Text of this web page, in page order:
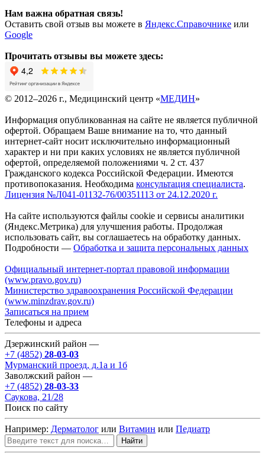
Нам важна обратная связь!
Оставить свой отзыв вы можете в Яндекс.Справочнике или
Google
Прочитать отзывы вы можете здесь:
© 2012–2026 г., Медицинский центр «МЕДИН»
Информация опубликованная на сайте не является публичной
офертой. Обращаем Ваше внимание на то, что данный
интернет-сайт носит исключительно информационный
характер и ни при каких условиях не является публичной
офертой, определяемой положениями ч. 2 ст. 437
Гражданского кодекса Российской Федерации. Имеются
противопоказания. Необходима консультация специалиста.
Лицензия №Л041-01132-76/00351113 от 24.12.2020 г.
На сайте используются файлы cookie и сервисы аналитики
(Яндекс.Метрика) для улучшения работы. Продолжая
использовать сайт, вы соглашаетесь на обработку данных.
Подробности — Обработка и защита персональных данных
Официальный интернет-портал правовой информации
(www.pravo.gov.ru)
Министерство здравоохранения Российской Федерации
(www.minzdrav.gov.ru)
Записаться на прием
Телефоны и адреса
Дзержинский район —
+7 (4852) 28-03-03
Мурманский проезд, д.1а и 1б
Заволжский район —
+7 (4852) 28-03-33
Саукова, 21/28
Поиск по сайту
Например: Дерматолог или Витамин или Педиатр
Найти